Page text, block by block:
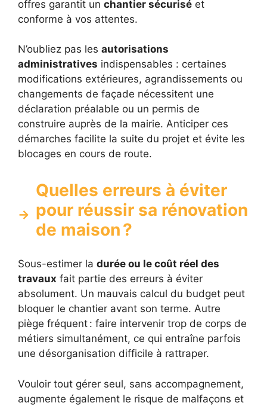
offres garantit un chantier sécurisé et
conforme à vos attentes.
N’oubliez pas les autorisations
administratives indispensables : certaines
modifications extérieures, agrandissements ou
changements de façade nécessitent une
déclaration préalable ou un permis de
construire auprès de la mairie. Anticiper ces
démarches facilite la suite du projet et évite les
blocages en cours de route.
Quelles erreurs à éviter
pour réussir sa rénovation
de maison ?
Sous-estimer la durée ou le coût réel des
travaux fait partie des erreurs à éviter
absolument. Un mauvais calcul du budget peut
bloquer le chantier avant son terme. Autre
piège fréquent : faire intervenir trop de corps de
métiers simultanément, ce qui entraîne parfois
une désorganisation difficile à rattraper.
Vouloir tout gérer seul, sans accompagnement,
augmente également le risque de malfaçons et